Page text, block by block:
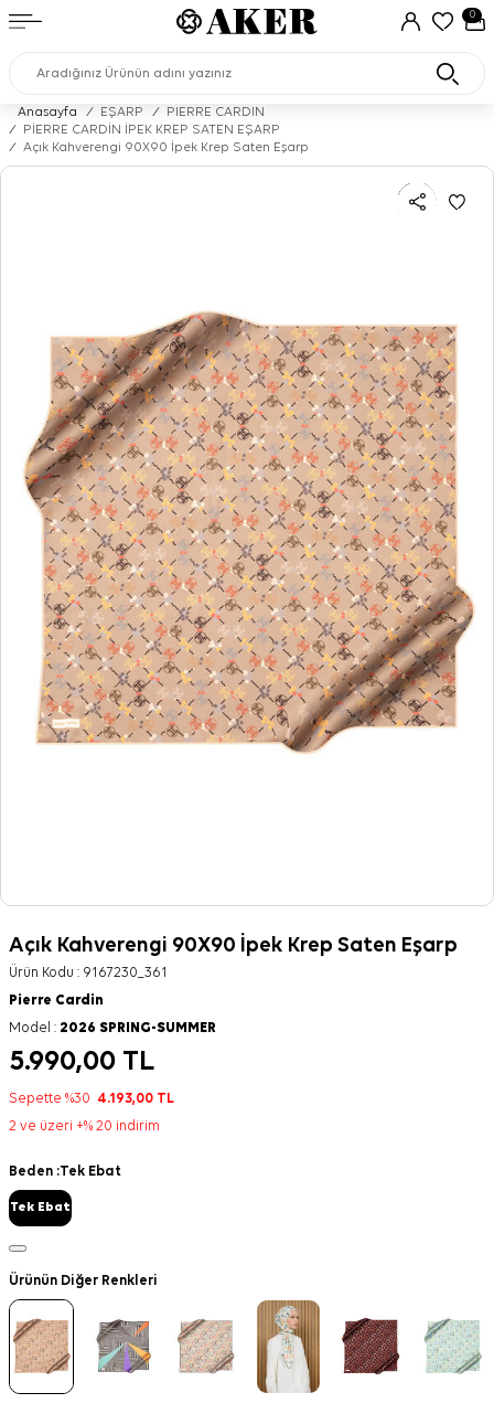
0
Anasayfa / EŞARP /
PIERRE CARDIN
/
PİERRE CARDİN İPEK KREP SATEN EŞARP
/
Açık Kahverengi 90X90 İpek Krep Saten Eşarp
Açık Kahverengi 90X90 İpek Krep Saten Eşarp
Ürün Kodu : 9167230_361
Pierre Cardin
Model : 2026 SPRING-SUMMER
5.990,00 TL
Sepette %30 4.193,00 TL
2 ve üzeri +% 20 indirim
Beden :Tek Ebat
Tek Ebat
Ürünün Diğer Renkleri